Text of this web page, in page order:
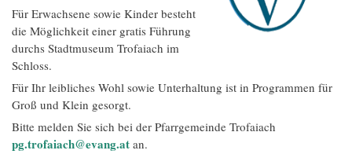
Für Erwachsene sowie Kinder besteht
die Möglichkeit einer gratis Führung
durchs Stadtmuseum Trofaiach im
Schloss.
Für Ihr leibliches Wohl sowie Unterhaltung ist in Programmen für
Groß und Klein gesorgt.
Bitte melden Sie sich bei der Pfarrgemeinde Trofaiach
pg.trofaiach@evang.at an.